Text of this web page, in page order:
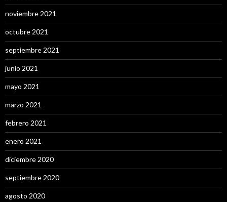
noviembre 2021
octubre 2021
septiembre 2021
junio 2021
mayo 2021
marzo 2021
febrero 2021
enero 2021
diciembre 2020
septiembre 2020
agosto 2020